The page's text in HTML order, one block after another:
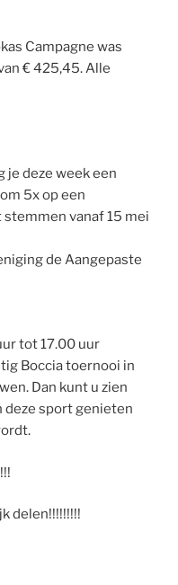
Campagne was
€ 425,45. Alle
je deze week een
5x op een
vanaf 15 mei
de Aangepaste
tot 17.00 uur
Boccia toernooi in
Dan kunt u zien
deze sport genieten
delen!!!!!!!!!